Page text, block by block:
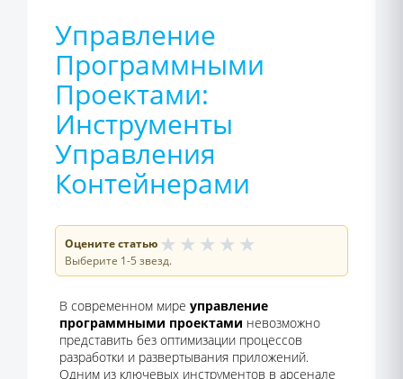
Управление
Программными
Проектами:
Инструменты
Управления
Контейнерами
Оцените статью ★ ★ ★ ★ ★
Выберите 1-5 звезд.
В современном мире управление
программными проектами невозможно
представить без оптимизации процессов
разработки и развертывания приложений.
Одним из ключевых инструментов в арсенале